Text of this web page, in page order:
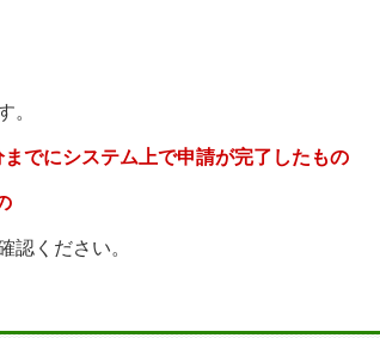
。
でにシステム上で申請が完了したもの
ください。